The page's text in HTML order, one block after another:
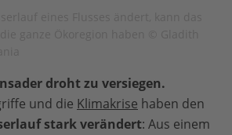
droht zu versiegen.
und die Klimakrise haben den
stark verändert: Aus einem